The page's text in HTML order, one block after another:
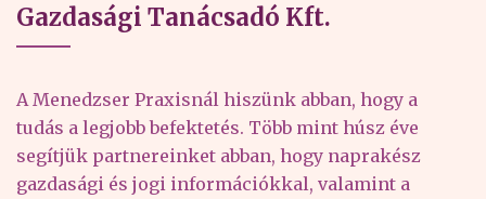
Gazdasági Tanácsadó Kft.
A Menedzser Praxisnál hiszünk abban, hogy a
tudás a legjobb befektetés. Több mint húsz éve
segítjük partnereinket abban, hogy naprakész
gazdasági és jogi információkkal, valamint a